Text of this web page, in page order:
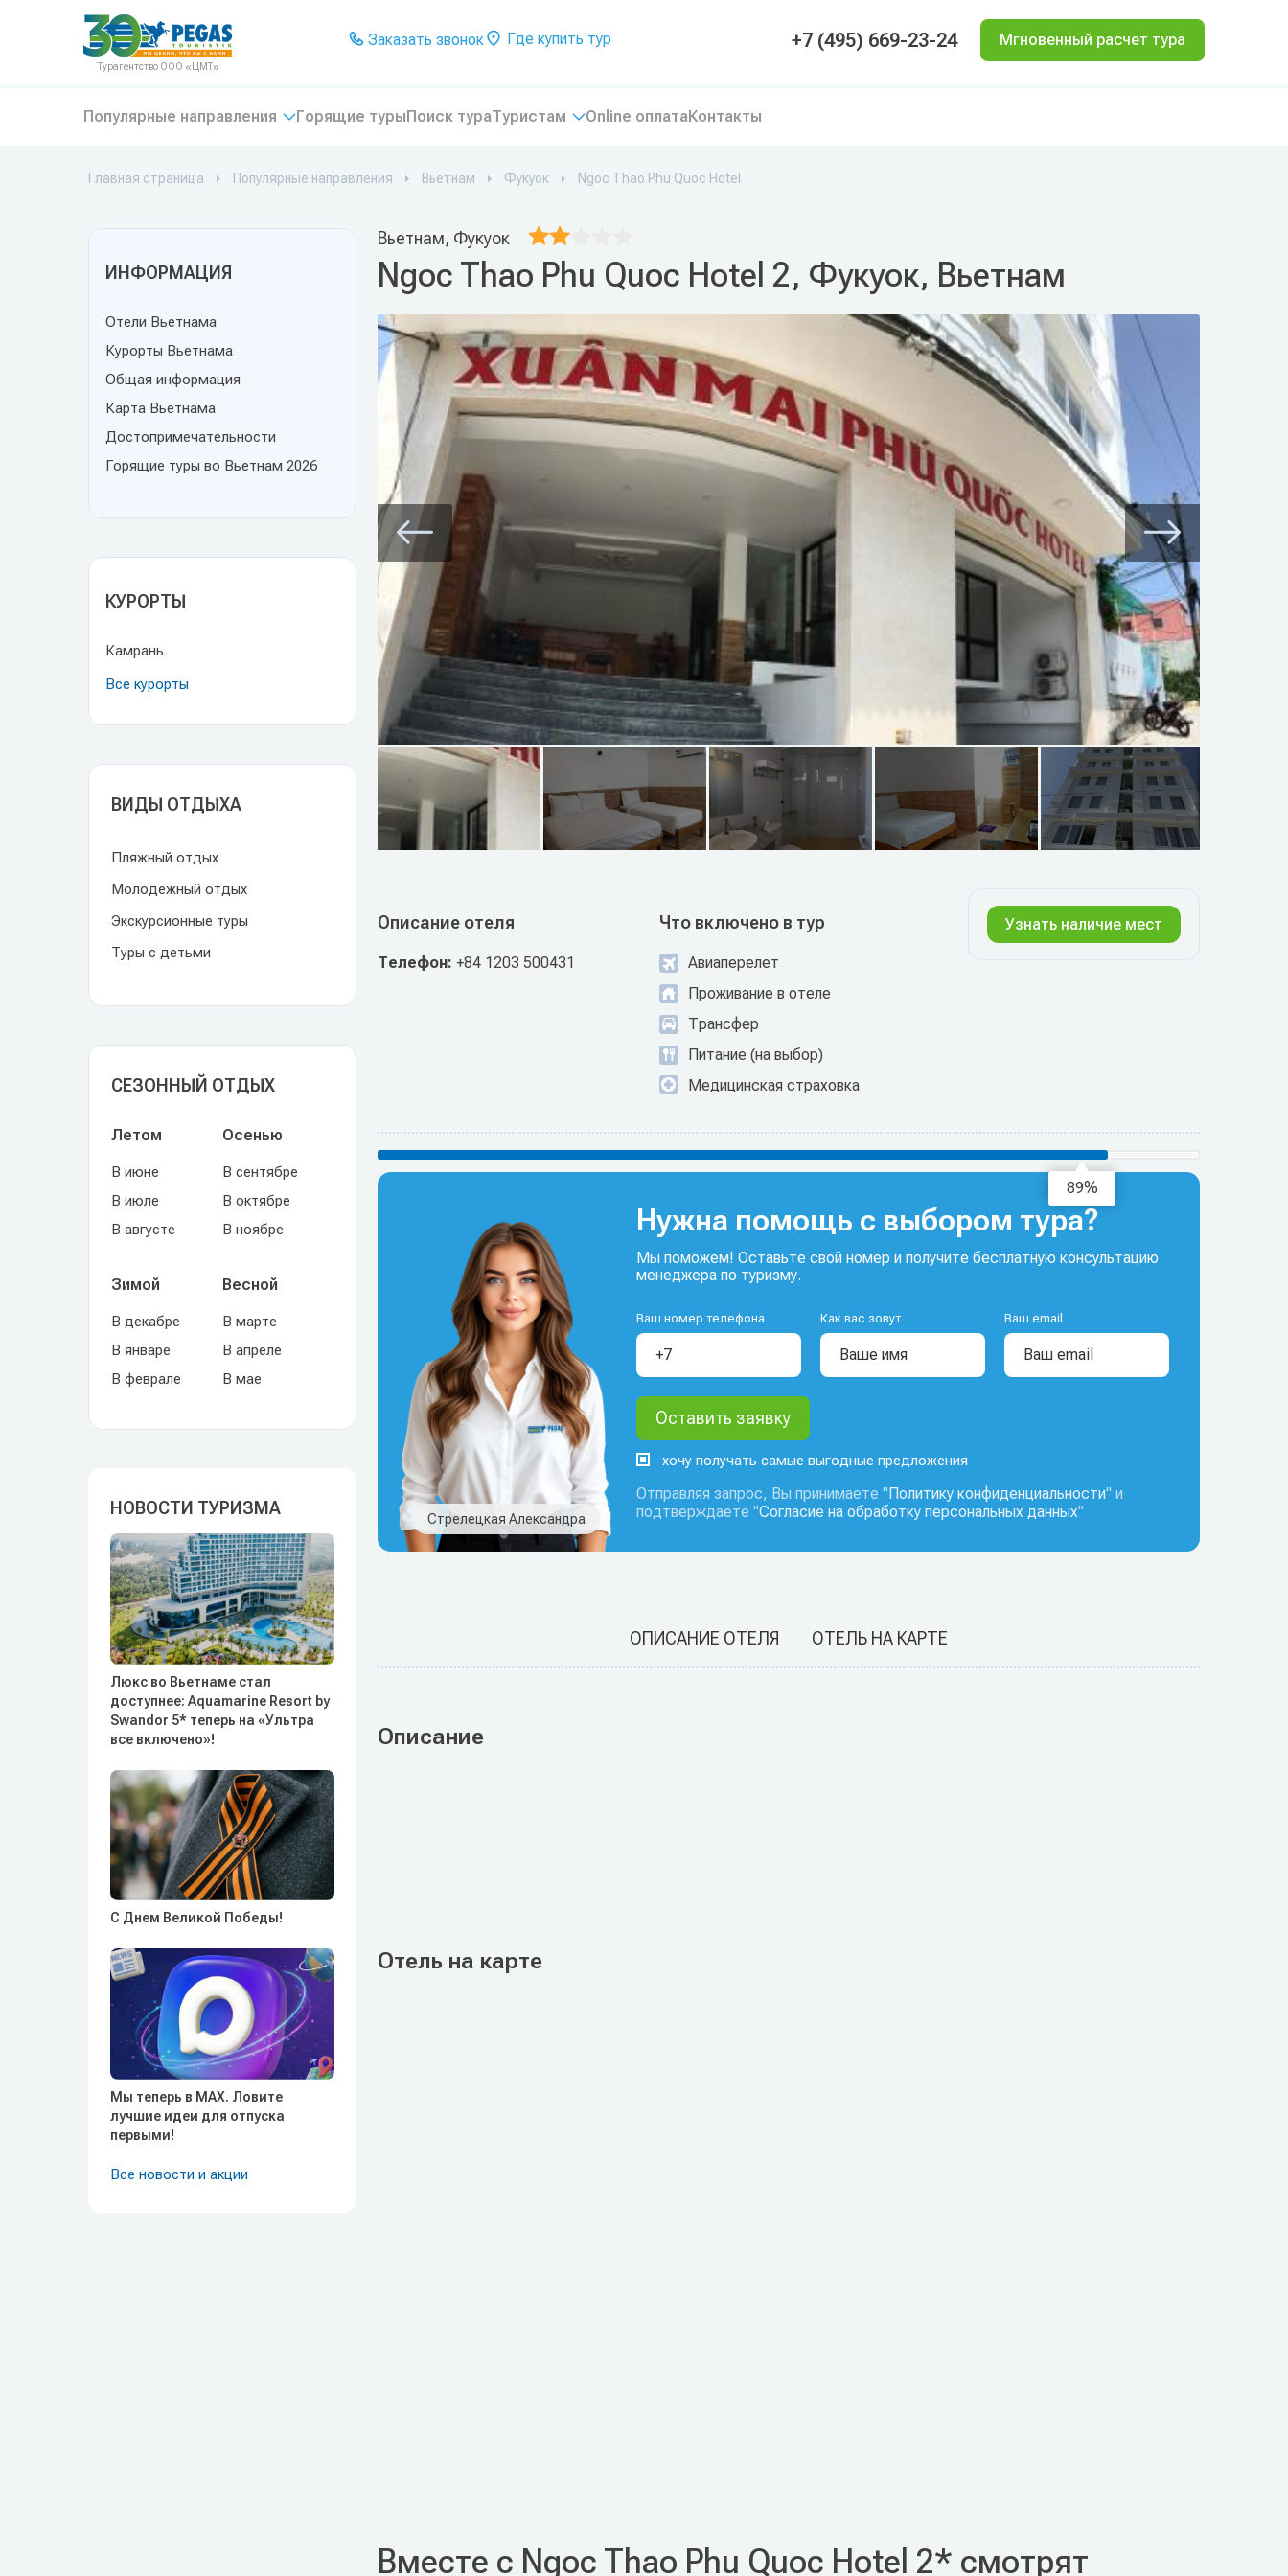
На главную
Турагентство ООО «ЦМТ»
Заказать звонок Где купить тур +7 (495) 669-23-24 Мгновенный расчет тура
Популярные направления Горящие турыПоиск тураТуристам Online оплатаКонтакты
Главная страница Популярные направления Вьетнам Фукуок Ngoc Thao Phu Quoc Hotel
ИНФОРМАЦИЯ
Отели Вьетнама
Курорты Вьетнама
Общая информация
Карта Вьетнама
Достопримечательности
Горящие туры во Вьетнам 2026
КУРОРТЫ
Камрань
Все курорты
ВИДЫ ОТДЫХА
Пляжный отдых
Молодежный отдых
Экскурсионные туры
Туры с детьми
СЕЗОННЫЙ ОТДЫХ
Летом
В июне
В июле
В августе
Осенью
В сентябре
В октябре
В ноябре
Зимой
В декабре
В январе
В феврале
Весной
В марте
В апреле
В мае
НОВОСТИ ТУРИЗМА
Люкс во Вьетнаме стал
доступнее: Aquamarine Resort by
Swandor 5* теперь на «Ультра
все включено»!
С Днем Великой Победы!
Мы теперь в MAX. Ловите
лучшие идеи для отпуска
первыми!
Все новости и акции
Вьетнам, Фукуок
Ngoc Thao Phu Quoc Hotel 2, Фукуок, Вьетнам
Описание отеля
Телефон: +84 1203 500431
Что включено в тур
Авиаперелет
Проживание в отеле
Трансфер
Питание (на выбор)
Медицинская страховка
Узнать наличие мест
Стрелецкая Александра
Нужна помощь с выбором тура?
Мы поможем! Оставьте свой номер и получите бесплатную консультацию
менеджера по туризму.
Ваш номер телефона Как вас зовут Ваш email
хочу получать самые выгодные предложения
Отправляя запрос, Вы принимаете " Политику конфиденциальности" и
подтверждаете "Согласие на обработку персональных данных"
ОПИСАНИЕ ОТЕЛЯ ОТЕЛЬ НА КАРТЕ
Описание
Отель на карте
Вместе с Ngoc Thao Phu Quoc Hotel 2* смотрят